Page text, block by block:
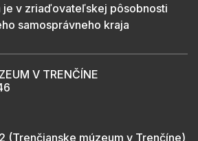
je v zriaďovateľskej pôsobnosti
samosprávneho kraja
V TRENČÍNE
(Trenčianske múzeum v Trenčíne)